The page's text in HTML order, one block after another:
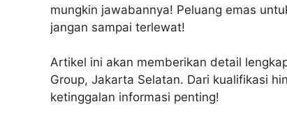
mungkin jawabannya! Peluang emas
jangan sampai terlewat!
Artikel ini akan memberikan detail
Group, Jakarta Selatan. Dari kualifikasi
ketinggalan informasi penting!